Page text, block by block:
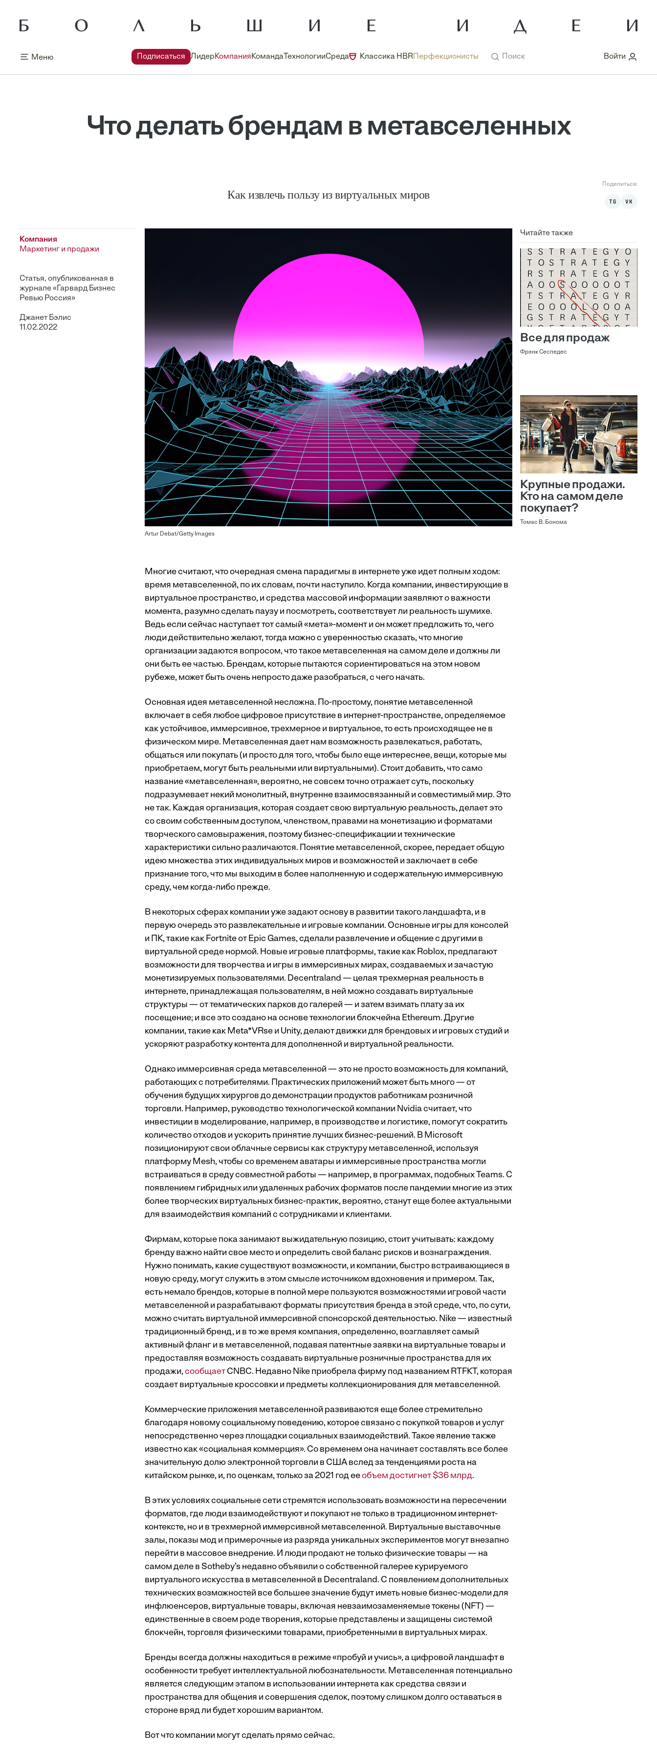
Меню Подписаться ЛидерКомпанияКоманда ТехнологииСреда Классика HBR Перфекционисты Поиск Войти
Что делать брендам в метавселенных
Как извлечь пользу из виртуальных миров
Поделиться:
TG VK
Компания
Маркетинг и продажи
Статья, опубликованная в
журнале «Гарвард Бизнес
Ревью Россия»
Джанет Бэлис
11.02.2022
Artur Debat/Getty Images
Читайте также
Все для продаж
Фрэнк Сеспедес
Крупные продажи.
Кто на самом деле
покупает?
Томас В. Бонома
Многие считают, что очередная смена парадигмы в интернете уже идет полным ходом:
время метавселенной, по их словам, почти наступило. Когда компании, инвестирующие в
виртуальное пространство, и средства массовой информации заявляют о важности
момента, разумно сделать паузу и посмотреть, соответствует ли реальность шумихе.
Ведь если сейчас наступает тот самый «мета»-момент и он может предложить то, чего
люди действительно желают, тогда можно с уверенностью сказать, что многие
организации задаются вопросом, что такое метавселенная на самом деле и должны ли
они быть ее частью. Брендам, которые пытаются сориентироваться на этом новом
рубеже, может быть очень непросто даже разобраться, с чего начать.
Основная идея метавселенной несложна. По-простому, понятие метавселенной
включает в себя любое цифровое присутствие в интернет-пространстве, определяемое
как устойчивое, иммерсивное, трехмерное и виртуальное, то есть происходящее не в
физическом мире. Метавселенная дает нам возможность развлекаться, работать,
общаться или покупать (и просто для того, чтобы было еще интереснее, вещи, которые мы
приобретаем, могут быть реальными или виртуальными). Стоит добавить, что само
название «метавселенная», вероятно, не совсем точно отражает суть, поскольку
подразумевает некий монолитный, внутренне взаимосвязанный и совместимый мир. Это
не так. Каждая организация, которая создает свою виртуальную реальность, делает это
со своим собственным доступом, членством, правами на монетизацию и форматами
творческого самовыражения, поэтому бизнес-спецификации и технические
характеристики сильно различаются. Понятие метавселенной, скорее, передает общую
идею множества этих индивидуальных миров и возможностей и заключает в себе
признание того, что мы выходим в более наполненную и содержательную иммерсивную
среду, чем когда-либо прежде.
В некоторых сферах компании уже задают основу в развитии такого ландшафта, и в
первую очередь это развлекательные и игровые компании. Основные игры для консолей
и ПК, такие как Fortnite от Epic Games, сделали развлечение и общение с другими в
виртуальной среде нормой. Новые игровые платформы, такие как Roblox, предлагают
возможности для творчества и игры в иммерсивных мирах, создаваемых и зачастую
монетизируемых пользователями. Decentraland — целая трехмерная реальность в
интернете, принадлежащая пользователям, в ней можно создавать виртуальные
структуры — от тематических парков до галерей — и затем взимать плату за их
посещение; и все это создано на основе технологии блокчейна Ethereum. Другие
компании, такие как Meta*VRse и Unity, делают движки для брендовых и игровых студий и
ускоряют разработку контента для дополненной и виртуальной реальности.
Однако иммерсивная среда метавселенной — это не просто возможность для компаний,
работающих с потребителями. Практических приложений может быть много — от
обучения будущих хирургов до демонстрации продуктов работникам розничной
торговли. Например, руководство технологической компании Nvidia считает, что
инвестиции в моделирование, например, в производстве и логистике, помогут сократить
количество отходов и ускорить принятие лучших бизнес-решений. В Microsoft
позиционируют свои облачные сервисы как структуру метавселенной, используя
платформу Mesh, чтобы со временем аватары и иммерсивные пространства могли
встраиваться в среду совместной работы — например, в программах, подобных Teams. С
появлением гибридных или удаленных рабочих форматов после пандемии многие из этих
более творческих виртуальных бизнес-практик, вероятно, станут еще более актуальными
для взаимодействия компаний с сотрудниками и клиентами.
Фирмам, которые пока занимают выжидательную позицию, стоит учитывать: каждому
бренду важно найти свое место и определить свой баланс рисков и вознаграждения.
Нужно понимать, какие существуют возможности, и компании, быстро встраивающиеся в
новую среду, могут служить в этом смысле источником вдохновения и примером. Так,
есть немало брендов, которые в полной мере пользуются возможностями игровой части
метавселенной и разрабатывают форматы присутствия бренда в этой среде, что, по сути,
можно считать виртуальной иммерсивной спонсорской деятельностью. Nike — известный
традиционный бренд, и в то же время компания, определенно, возглавляет самый
активный фланг и в метавселенной, подавая патентные заявки на виртуальные товары и
предоставляя возможность создавать виртуальные розничные пространства для их
продажи,сообщает CNBC. Недавно Nike приобрела фирму под названием RTFKT, которая
создает виртуальные кроссовки и предметы коллекционирования для метавселенной.
Коммерческие приложения метавселенной развиваются еще более стремительно
благодаря новому социальному поведению, которое связано с покупкой товаров и услуг
непосредственно через площадки социальных взаимодействий. Такое явление также
известно как «социальная коммерция». Со временем она начинает составлять все более
значительную долю электронной торговли в США вслед за тенденциями роста на
китайском рынке, и, по оценкам, только за 2021 год ееобъем достигнет $36 млрд.
В этих условиях социальные сети стремятся использовать возможности на пересечении
форматов, где люди взаимодействуют и покупают не только в традиционном интернет-
контексте, но и в трехмерной иммерсивной метавселенной. Виртуальные выставочные
залы, показы мод и примерочные из разряда уникальных экспериментов могут внезапно
перейти в массовое внедрение. И люди продают не только физические товары — на
самом деле в Sotheby’s недавно объявили о собственной галерее курируемого
виртуального искусства в метавселенной в Decentraland. С появлением дополнительных
технических возможностей все большее значение будут иметь новые бизнес-модели для
инфлюенсеров, виртуальные товары, включая невзаимозаменяемые токены (NFT) —
единственные в своем роде творения, которые представлены и защищены системой
блокчейн, торговля физическими товарами, приобретенными в виртуальных мирах.
Бренды всегда должны находиться в режиме «пробуй и учись», а цифровой ландшафт в
особенности требует интеллектуальной любознательности. Метавселенная потенциально
является следующим этапом в использовании интернета как средства связи и
пространства для общения и совершения сделок, поэтому слишком долго оставаться в
стороне вряд ли будет хорошим вариантом.
Вот что компании могут сделать прямо сейчас.